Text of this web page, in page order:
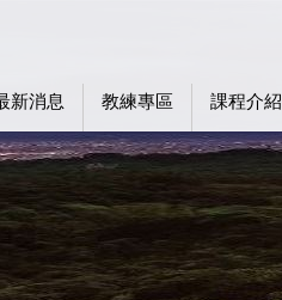
新消息 教練專區 課程介紹